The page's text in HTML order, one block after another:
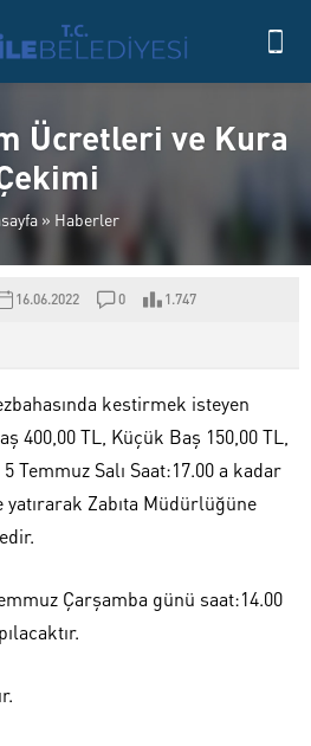
Ücretleri ve Kura
» Haberler
16.06.2022 0 1.747
kestirmek isteyen
400,00 TL, Küçük Baş 150,00 TL,
Salı Saat:17.00 a kadar
Zabıta Müdürlüğüne
Çarşamba günü saat:14.00